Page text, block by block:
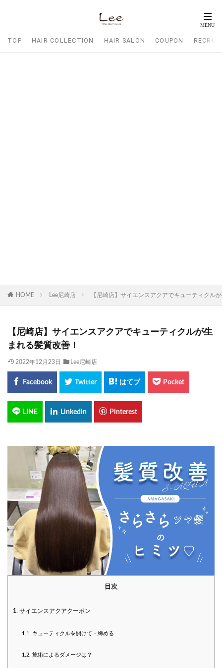
TOP HAIR COLLECTION HAIR SALON COUPON
HOME Lee尼崎店 【尼崎店】サイエンスアクアでキューティクル
【尼崎店】サイエンスアクアでキューティクルが生
まれる髪質改善！
2022年12月23日 Lee尼崎店
目次
1. サイエンスアクアクーポン
1.1. キューティクルを開けて・締める
1.2. 施術によるダメージは？